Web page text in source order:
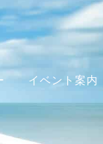
イベント案内